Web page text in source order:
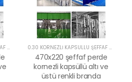
0.30 KORNEZLİ KAPSÜLLÜ ŞEFFAF PERDE 0.30 KORNEZLİ KAPSÜLLÜ ŞEFFAF PERDE
470x220 şeffaf perde
kornezli kapsüllü altı ve
üstü renkli branda